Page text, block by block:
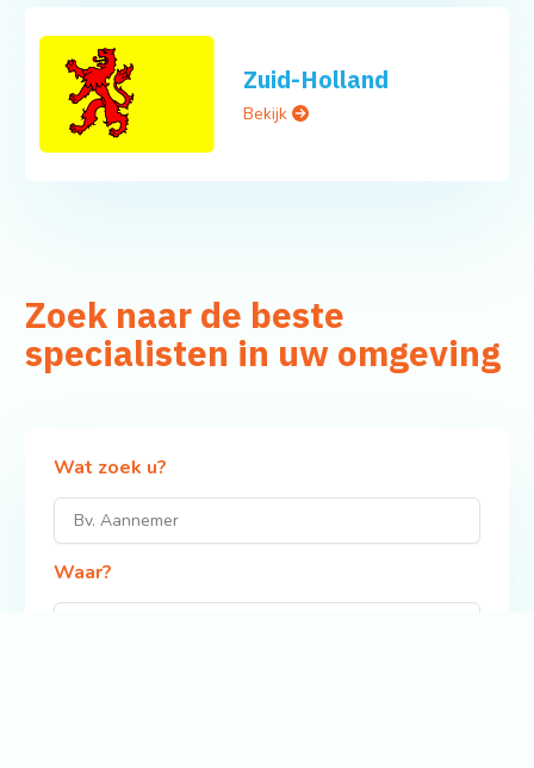
Zuid-Holland
Bekijk
Zoek naar de beste
specialisten in uw omgeving
Wat zoek u?
Waar?